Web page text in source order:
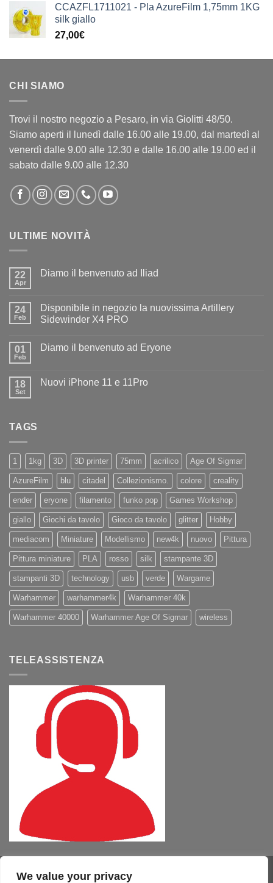
We value your privacy
CCAZFL1711021 - Pla AzureFilm 1,75mm 1KG
silk giallo
27,00€
CHI SIAMO
Trovi il nostro negozio a Pesaro, in via Giolitti 48/50.
Siamo aperti il lunedì dalle 16.00 alle 19.00, dal martedì al
venerdì dalle 9.00 alle 12.30 e dalle 16.00 alle 19.00 ed il
sabato dalle 9.00 alle 12.30
ULTIME NOVITÀ
22
Apr
Diamo il benvenuto ad Iliad
Diamo
il
benvenuto
24
Feb
Disponibile in negozio la nuovissima Artillery
Sidewinder X4 PRO
su
la
nuovissima
01
Feb
Diamo il benvenuto ad Eryone
Diamo
18
Set
Nuovi iPhone 11 e 11Pro
TAGS
1 1kg 3D 3D printer 75mm acrilico Age Of Sigmar
AzureFilm blu citadel Collezionismo. colore creality
ender eryone filamento funko pop Games Workshop
giallo Giochi da tavolo Gioco da tavolo glitter Hobby
mediacom Miniature Modellismo new4k nuovo Pittura
Pittura miniature PLA rosso silk stampante 3D
stampanti 3D technology usb verde Wargame
Warhammer warhammer4k Warhammer 40k
Warhammer 40000 Warhammer Age Of Sigmar wireless
TELEASSISTENZA
Visa PayPal MasterCard